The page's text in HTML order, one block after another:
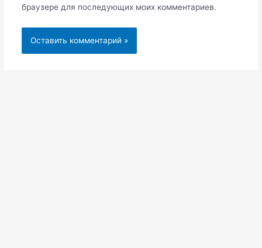
браузере для последующих моих комментариев.